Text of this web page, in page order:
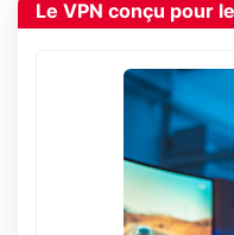
Le VPN conçu pour